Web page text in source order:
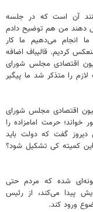
آن است که در جلسه
دهند من هم توضیح دادم
انجام می‌دهیم ما کار
را منعکس کردیم. قالیباف اضافه
اقتصادی مجلس شورای
را متذکر شد ما پیگیر
اقتصادی مجلس شورای
حرمت امامزاده را
گفت که دولت باید
کمیته کی تشکیل شود؟
شده که مردم حتی
پیدا می‌کند، از رئیس
ورود کند.